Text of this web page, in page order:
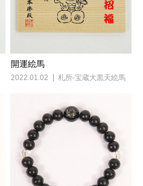
開運絵馬
2022.01.02 札所-宝蔵大黒天絵馬